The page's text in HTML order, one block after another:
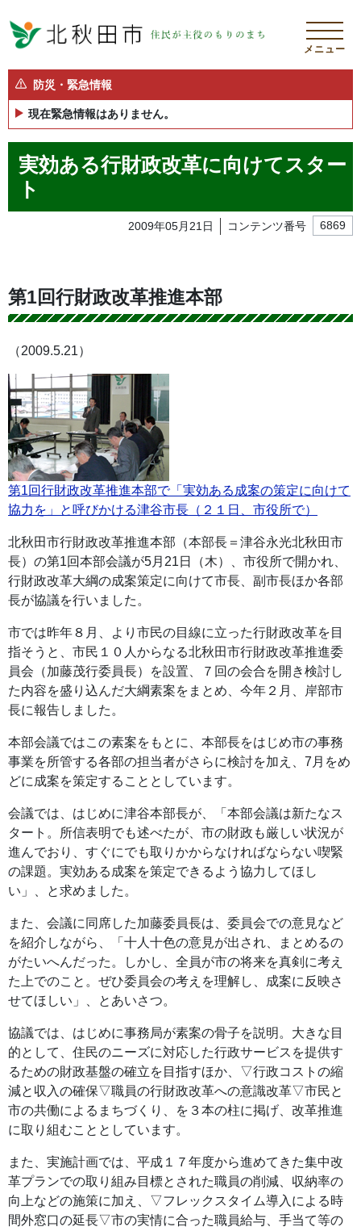
メニュー
防災・緊急情報
現在緊急情報はありません。
実効ある行財政改革に向けてスター
ト
2009年05月21日 コンテンツ番号 6869
第1回行財政改革推進本部
（2009.5.21）
第1回行財政改革推進本部で「実効ある成案の策定に向けて
協力を」と呼びかける津谷市長（２１日、市役所で）
北秋田市行財政改革推進本部（本部長＝津谷永光北秋田市
長）の第1回本部会議が5月21日（木）、市役所で開かれ、
行財政改革大綱の成案策定に向けて市長、副市長ほか各部
長が協議を行いました。
市では昨年８月、より市民の目線に立った行財政改革を目
指そうと、市民１０人からなる北秋田市行財政改革推進委
員会（加藤茂行委員長）を設置、７回の会合を開き検討し
た内容を盛り込んだ大綱素案をまとめ、今年２月、岸部市
長に報告しました。
本部会議ではこの素案をもとに、本部長をはじめ市の事務
事業を所管する各部の担当者がさらに検討を加え、7月をめ
どに成案を策定することとしています。
会議では、はじめに津谷本部長が、「本部会議は新たなス
タート。所信表明でも述べたが、市の財政も厳しい状況が
進んでおり、すぐにでも取りかからなければならない喫緊
の課題。実効ある成案を策定できるよう協力してほし
い」、と求めました。
また、会議に同席した加藤委員長は、委員会での意見など
を紹介しながら、「十人十色の意見が出され、まとめるの
がたいへんだった。しかし、全員が市の将来を真剣に考え
た上でのこと。ぜひ委員会の考えを理解し、成案に反映さ
せてほしい」、とあいさつ。
協議では、はじめに事務局が素案の骨子を説明。大きな目
的として、住民のニーズに対応した行政サービスを提供す
るための財政基盤の確立を目指すほか、▽行政コストの縮
減と収入の確保▽職員の行財政改革への意識改革▽市民と
市の共働によるまちづくり、を３本の柱に掲げ、改革推進
に取り組むこととしています。
また、実施計画では、平成１７年度から進めてきた集中改
革プランでの取り組み目標とされた職員の削減、収納率の
向上などの施策に加え、▽フレックスタイム導入による時
間外窓口の延長▽市の実情に合った職員給与、手当て等の